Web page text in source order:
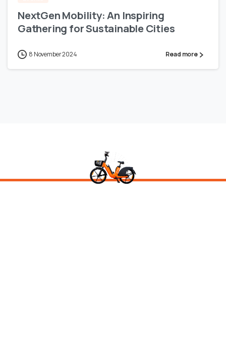
NextGen Mobility: An Inspiring
Gathering for Sustainable Cities
8 November 2024 Read more